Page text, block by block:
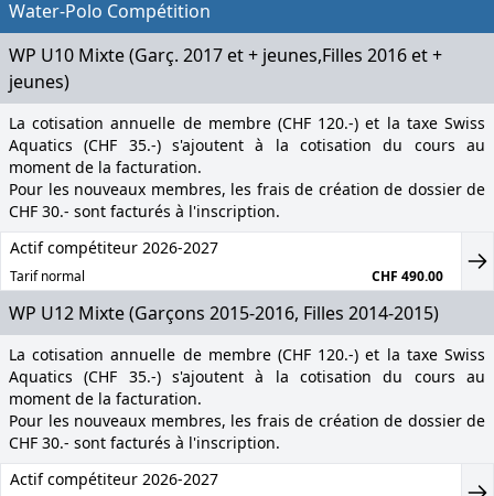
Water-Polo Compétition
WP U10 Mixte (Garç. 2017 et + jeunes,Filles 2016 et +
jeunes‍)
La cotisation annuelle de membre (CHF 120.-) et la taxe Swiss
Aquatics (CHF 35.-) s'ajoutent à la cotisation du cours au
moment de la facturation.
Pour les nouveaux membres, les frais de création de dossier de
CHF 30.- sont facturés à l'inscription.
Actif compétiteur 2026-2027
Tarif normal CHF 490.00
WP U12 Mixte (Garçons 2015-2016, Filles 2014-2015)
La cotisation annuelle de membre (CHF 120.-) et la taxe Swiss
Aquatics (CHF 35.-) s'ajoutent à la cotisation du cours au
moment de la facturation.
Pour les nouveaux membres, les frais de création de dossier de
CHF 30.- sont facturés à l'inscription.
Actif compétiteur 2026-2027